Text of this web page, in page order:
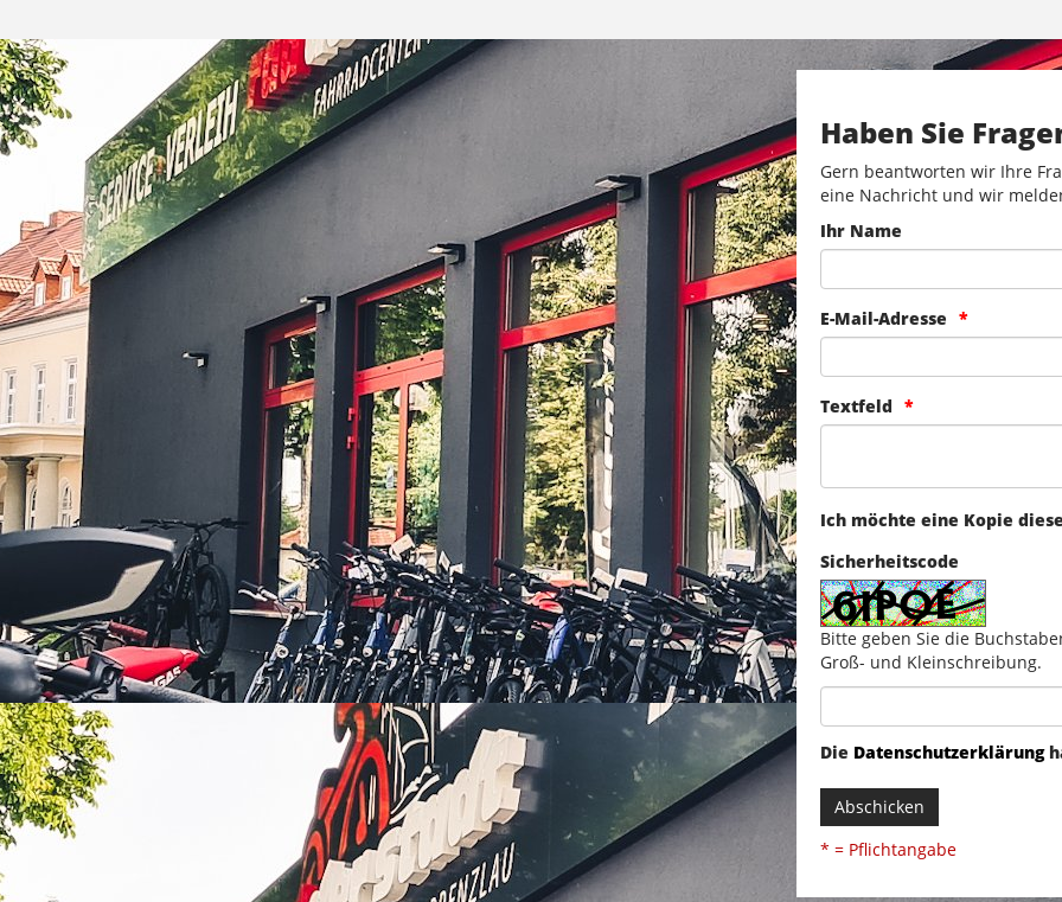
Haben Sie
Gern beantworten wir Ihre
eine Nachricht und wir
Ihr Name
E-Mail-Adresse
Textfeld
Ich möchte eine Kopie
Sicherheitscode
Bitte geben Sie die
Groß- und Kleinschreibung.
Die Datenschutzerklärung
Abschicken
* = Pflichtangabe